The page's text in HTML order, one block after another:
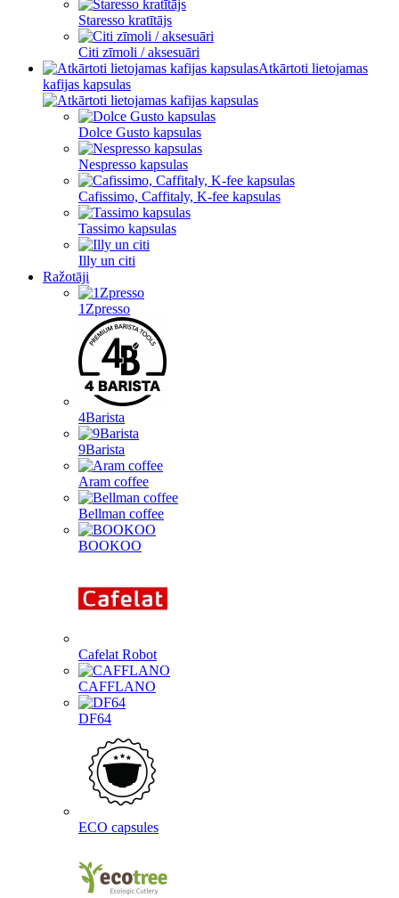
Staresso kratītājs
Citi zīmoli / aksesuāri
Atkārtoti lietojamas
kafijas kapsulas
Dolce Gusto kapsulas
Nespresso kapsulas
Cafissimo, Caffitaly, K-fee kapsulas
Tassimo kapsulas
Illy un citi
Ražotāji
1Zpresso
4Barista
9Barista
Aram coffee
Bellman coffee
BOOKOO
Cafelat Robot
CAFFLANO
DF64
ECO capsules